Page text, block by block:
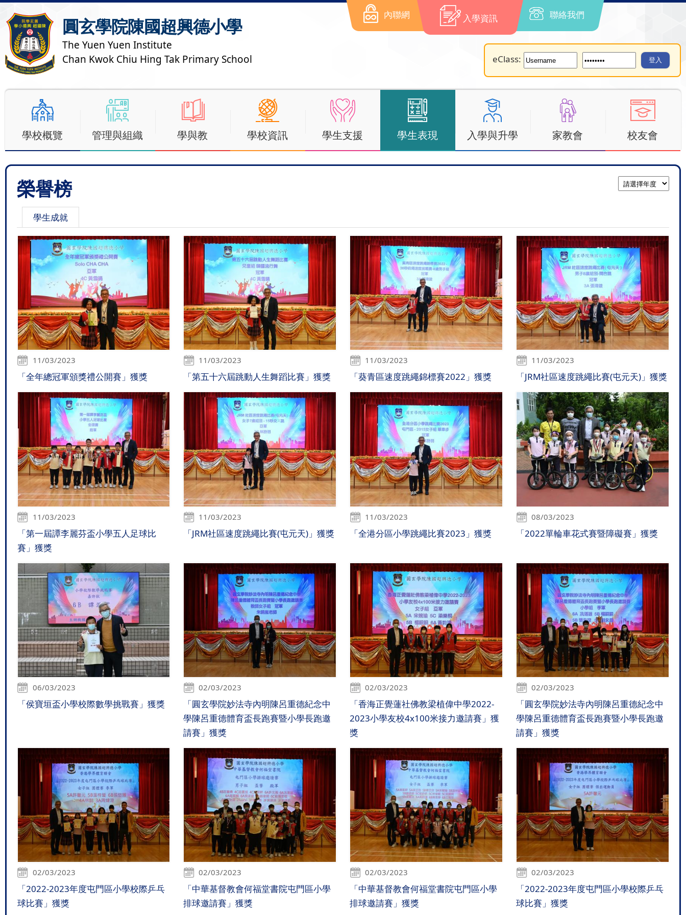
圓玄學院陳國超興德小學
The Yuen Yuen Institute
Chan Kwok Chiu Hing Tak Primary School
內聯網 入學資訊 聯絡我們
eClass:
學校概覽 管理與組織 學與教 學校資訊 學生支援 學生表現 入學與升學 家教會 校友會
榮譽榜
學生成就
11/03/2023
「全年總冠軍頒獎禮公開賽」獲獎
11/03/2023
「第五十六屆跳動人生舞蹈比賽」獲獎
11/03/2023
「葵青區速度跳繩錦標賽2022」獲獎
11/03/2023
「JRM社區速度跳繩比賽(屯元天)」獲獎
11/03/2023
「第一屆譚李麗芬盃小學五人足球比
賽」獲獎
11/03/2023
「JRM社區速度跳繩比賽(屯元天)」獲獎
11/03/2023
「全港分區小學跳繩比賽2023」獲獎
08/03/2023
「2022單輪車花式賽暨障礙賽」獲獎
06/03/2023
「侯寶垣盃小學校際數學挑戰賽」獲獎
02/03/2023
「圓玄學院妙法寺內明陳呂重德紀念中
學陳呂重德體育盃長跑賽暨小學長跑邀
請賽」獲獎
02/03/2023
「香海正覺蓮社佛教梁植偉中學2022-
2023小學友校4x100米接力邀請賽」獲
獎
02/03/2023
「圓玄學院妙法寺內明陳呂重德紀念中
學陳呂重德體育盃長跑賽暨小學長跑邀
請賽」獲獎
02/03/2023
「2022-2023年度屯門區小學校際乒乓
球比賽」獲獎
02/03/2023
「中華基督教會何福堂書院屯門區小學
排球邀請賽」獲獎
02/03/2023
「中華基督教會何福堂書院屯門區小學
排球邀請賽」獲獎
02/03/2023
「2022-2023年度屯門區小學校際乒乓
球比賽」獲獎